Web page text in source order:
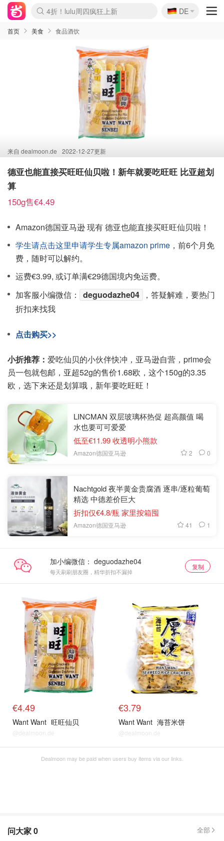
Boticinal 夏促开抢！
4折！lulu周四疯狂上新
还没结束！&OtherStories大促
Joybuy变相75折 随时失效
速领！Stanley独家85折
疑似霸哥！Camper额外叠85折
Zalando 奥莱闪促！每日更新
Moncler反季囤！5折起+叠9折
Coach Brooklyn仅€192
🇩🇪
DE
首页 美食 食品酒饮
来自 dealmoon.de 2022-12-27更新
德亚也能直接买旺旺仙贝啦！新年就要吃旺旺 比亚超划
算
150g售€4.49
Amazon德国亚马逊 现有 德亚也能直接买旺旺仙贝啦！
学生请点击这里申请学生专属amazon prime ，前6个月免
费，随时可以解约。
运费€3.99, 或订单满€29德国境内免运费。
加客服小编微信：
deguodazhe04
，答疑解难，要热门
折扣来找我
点击购买>>
小折推荐： 爱吃仙贝的小伙伴快冲，亚马逊自营，prime会
员一包就包邮，亚超52g的售价1.68欧，这个150g的3.35
欧，选下来还是划算哦，新年要吃旺旺！
LINCMAN 双层玻璃杯热促 超高颜值 喝
水也要可可爱爱
低至€11.99 收透明小熊款
Amazon德国亚马逊 2 0
Nachtgold 夜半黄金贵腐酒 逐串/逐粒葡萄
精选 中德差价巨大
折扣仅€4.8/瓶 家里按箱囤
Amazon德国亚马逊 41 1
加小编微信：
每天刷刷朋友圈，精华折扣不漏掉
复制
€4.49
Want Want 旺旺仙贝
@dealmoon.de
€3.79
Want Want 海苔米饼
@dealmoon.de
Dealmoon may be paid when users buy items via our links.
问大家0 全部